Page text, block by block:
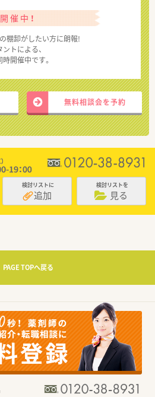
催中！
棚卸がしたい方に朗報!
トによる、
開催中です。
無料相談会を予約
検討リストに
追加
検討リストを
見る
PAGE TOPへ戻る